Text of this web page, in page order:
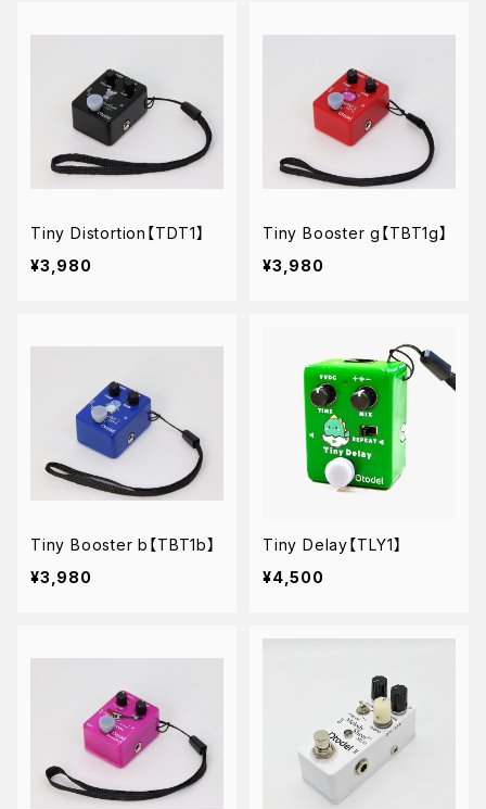
Tiny Distortion【TDT1】
¥3,980
Tiny Booster g【TBT1g】
¥3,980
Tiny Booster b【TBT1b】
¥3,980
Tiny Delay【TLY1】
¥4,500